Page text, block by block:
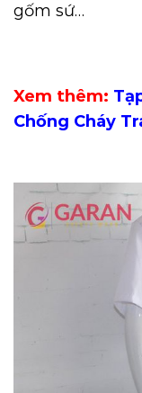
gốm sứ…
Xem thêm:
Chống Cháy